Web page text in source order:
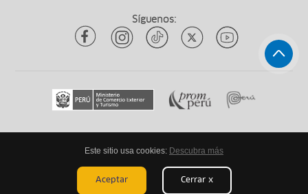
Síguenos:
Todos los derechos reservadosytuqueplanes 2026
Este sitio usa cookies: Descubra más
Aceptar Cerrar x